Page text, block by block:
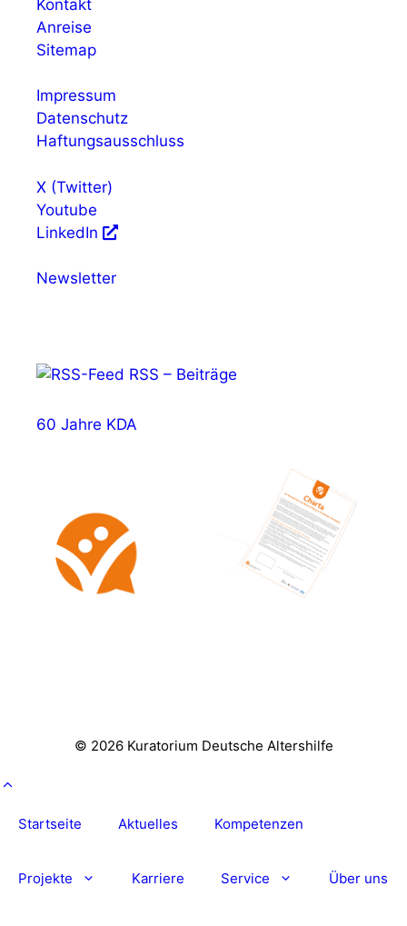
Kontakt
Anreise
Sitemap
Impressum
Datenschutz
Haftungsausschluss
X (Twitter)
Youtube
LinkedIn
Newsletter
RSS – Beiträge
60 Jahre KDA
© 2026 Kuratorium Deutsche Altershilfe
Startseite Aktuelles Kompetenzen
Projekte Karriere Service Über uns